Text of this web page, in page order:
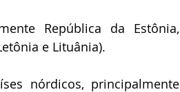
República da Estônia,
e Lituânia).
nórdicos, principalmente